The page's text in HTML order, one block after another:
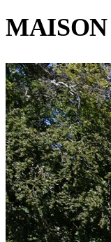
MAISON